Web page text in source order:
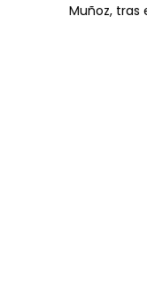
Muñoz, tras